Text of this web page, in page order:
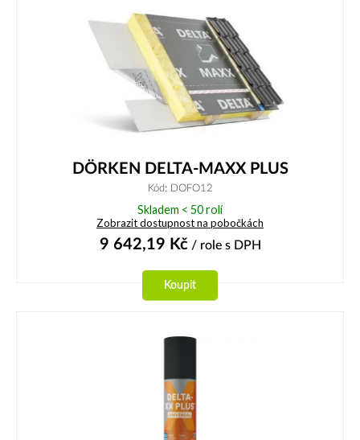
DÖRKEN DELTA-MAXX PLUS
Kód: DOFO12
Skladem < 50 rolí
Zobrazit dostupnost na pobočkách
9 642,19 Kč/ role s DPH
Koupit